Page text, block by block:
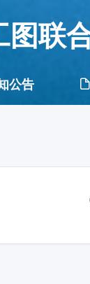
图联
公告